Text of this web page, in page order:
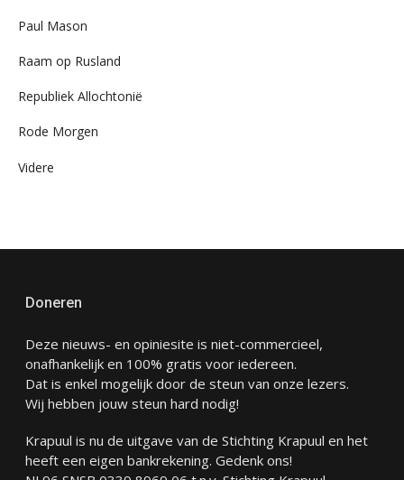
Paul Mason
Raam op Rusland
Republiek Allochtonië
Rode Morgen
Videre
Doneren
Deze nieuws- en opiniesite is niet-commercieel,
onafhankelijk en 100% gratis voor iedereen.
Dat is enkel mogelijk door de steun van onze lezers.
Wij hebben jouw steun hard nodig!
Krapuul is nu de uitgave van de Stichting Krapuul en het
heeft een eigen bankrekening. Gedenk ons!